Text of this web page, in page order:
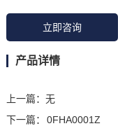
立即咨询
产品详情
上一篇： 无
下一篇：
0FHA0001Z